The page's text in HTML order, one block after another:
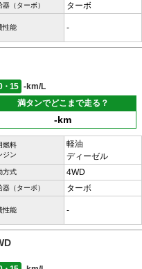
器（ターボ） ターボ
性能 -
・15
-km/L
満タンでどこまで走る？
-km
燃料
ジン
軽油
ディーゼル
方式 4WD
器（ターボ） ターボ
性能 -